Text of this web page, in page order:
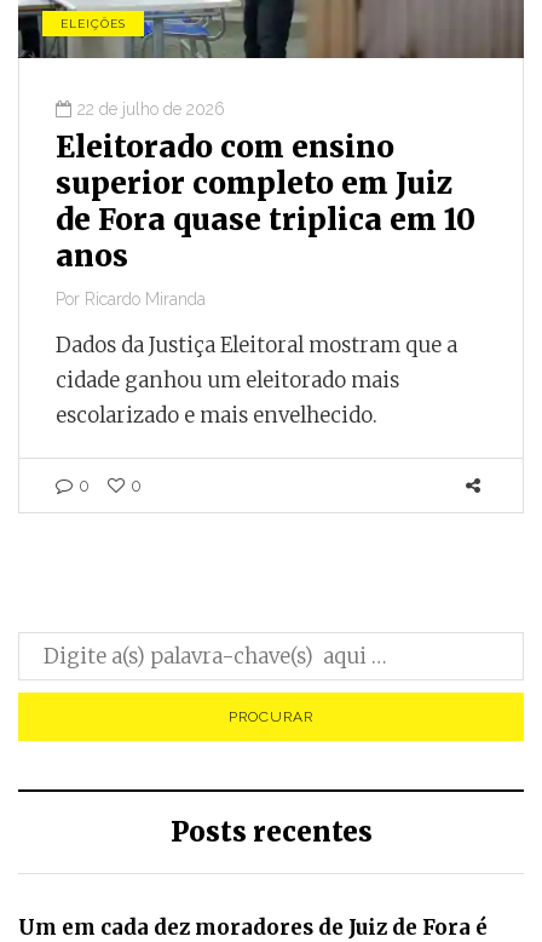
ELEIÇÕES
22 de julho de 2026
Eleitorado com ensino
superior completo em Juiz
de Fora quase triplica em 10
anos
Por Ricardo Miranda
Dados da Justiça Eleitoral mostram que a
cidade ganhou um eleitorado mais
escolarizado e mais envelhecido.
0 0
Posts recentes
Um em cada dez moradores de Juiz de Fora é